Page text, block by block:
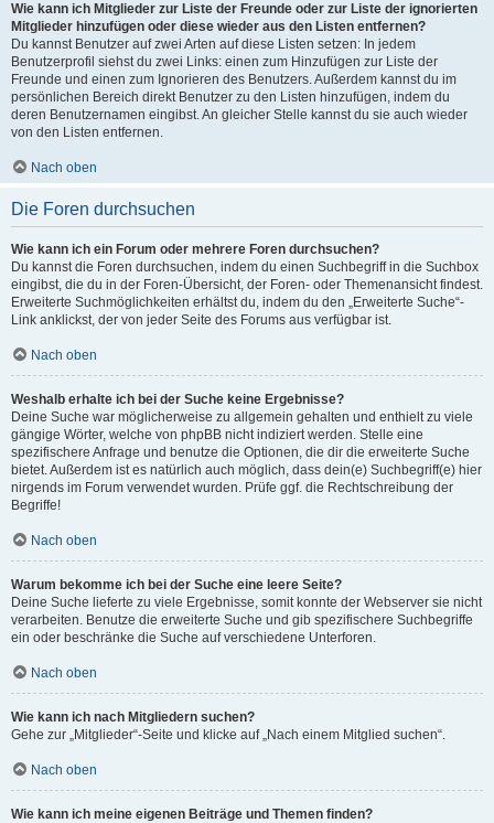
Wie kann ich Mitglieder zur Liste der Freunde oder zur Liste der ignorierten
Mitglieder hinzufügen oder diese wieder aus den Listen entfernen?
Du kannst Benutzer auf zwei Arten auf diese Listen setzen: In jedem
Benutzerprofil siehst du zwei Links: einen zum Hinzufügen zur Liste der
Freunde und einen zum Ignorieren des Benutzers. Außerdem kannst du im
persönlichen Bereich direkt Benutzer zu den Listen hinzufügen, indem du
deren Benutzernamen eingibst. An gleicher Stelle kannst du sie auch wieder
von den Listen entfernen.
Nach oben
Die Foren durchsuchen
Wie kann ich ein Forum oder mehrere Foren durchsuchen?
Du kannst die Foren durchsuchen, indem du einen Suchbegriff in die Suchbox
eingibst, die du in der Foren-Übersicht, der Foren- oder Themenansicht findest.
Erweiterte Suchmöglichkeiten erhältst du, indem du den „Erweiterte Suche“-
Link anklickst, der von jeder Seite des Forums aus verfügbar ist.
Nach oben
Weshalb erhalte ich bei der Suche keine Ergebnisse?
Deine Suche war möglicherweise zu allgemein gehalten und enthielt zu viele
gängige Wörter, welche von phpBB nicht indiziert werden. Stelle eine
spezifischere Anfrage und benutze die Optionen, die dir die erweiterte Suche
bietet. Außerdem ist es natürlich auch möglich, dass dein(e) Suchbegriff(e) hier
nirgends im Forum verwendet wurden. Prüfe ggf. die Rechtschreibung der
Begriffe!
Nach oben
Warum bekomme ich bei der Suche eine leere Seite?
Deine Suche lieferte zu viele Ergebnisse, somit konnte der Webserver sie nicht
verarbeiten. Benutze die erweiterte Suche und gib spezifischere Suchbegriffe
ein oder beschränke die Suche auf verschiedene Unterforen.
Nach oben
Wie kann ich nach Mitgliedern suchen?
Gehe zur „Mitglieder“-Seite und klicke auf „Nach einem Mitglied suchen“.
Nach oben
Wie kann ich meine eigenen Beiträge und Themen finden?